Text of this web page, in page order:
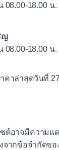
08.00-18.00 น.
ญ
08.00-18.00 น.
คาล่าสุดวันที่
ต์อาจมีความแ
จากข้อจำกัดข